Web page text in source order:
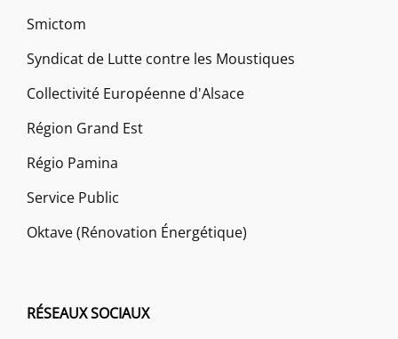
Smictom
Syndicat de Lutte contre les Moustiques
Collectivité Européenne d'Alsace
Région Grand Est
Régio Pamina
Service Public
Oktave (Rénovation Énergétique)
RÉSEAUX SOCIAUX